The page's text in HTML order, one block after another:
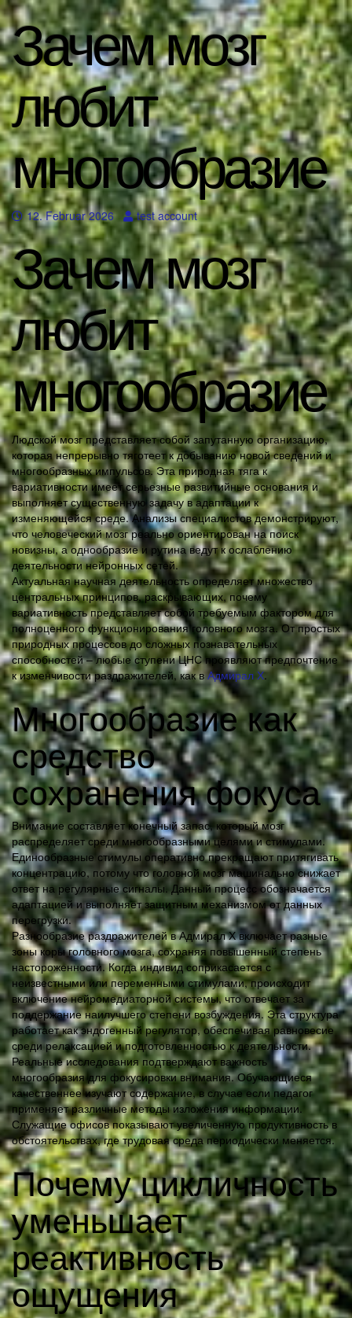
Зачем мозг
любит
многообразие
12. Februar 2026 test account
Зачем мозг
любит
многообразие
Людской мозг представляет собой запутанную организацию,
которая непрерывно тяготеет к добыванию новой сведений и
многообразных импульсов. Эта природная тяга к
вариативности имеет серьезные развитийные основания и
выполняет существенную задачу в адаптации к
изменяющейся среде. Анализы специалистов демонстрируют,
что человеческий мозг реально ориентирован на поиск
новизны, а однообразие и рутина ведут к ослаблению
деятельности нейронных сетей.
Актуальная научная деятельность определяет множество
центральных принципов, раскрывающих, почему
вариативность представляет собой требуемым фактором для
полноценного функционирования головного мозга. От простых
природных процессов до сложных познавательных
способностей – любые ступени ЦНС проявляют предпочтение
к изменчивости раздражителей, как в Адмирал Х.
Многообразие как
средство
сохранения фокуса
Внимание составляет конечный запас, который мозг
распределяет среди многообразными целями и стимулами.
Единообразные стимулы оперативно прекращают притягивать
концентрацию, потому что головной мозг машинально снижает
ответ на регулярные сигналы. Данный процесс обозначается
адаптацией и выполняет защитным механизмом от данных
перегрузки.
Разнообразие раздражителей в Адмирал Х включает разные
зоны коры головного мозга, сохраняя повышенный степень
настороженности. Когда индивид соприкасается с
неизвестными или переменными стимулами, происходит
включение нейромедиаторной системы, что отвечает за
поддержание наилучшего степени возбуждения. Эта структура
работает как эндогенный регулятор, обеспечивая равновесие
среди релаксацией и подготовленностью к деятельности.
Реальные исследования подтверждают важность
многообразия для фокусировки внимания. Обучающиеся
качественнее изучают содержание, в случае если педагог
применяет различные методы изложения информации.
Служащие офисов показывают увеличенную продуктивность в
обстоятельствах, где трудовая среда периодически меняется.
Почему цикличность
уменьшает
реактивность
ощущения